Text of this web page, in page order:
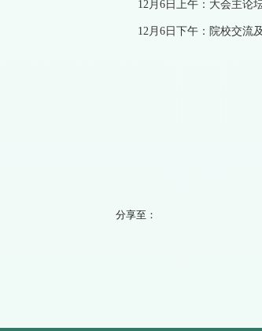
12月6日上午：大会主论
12月6日下午：院校交流
分享至：